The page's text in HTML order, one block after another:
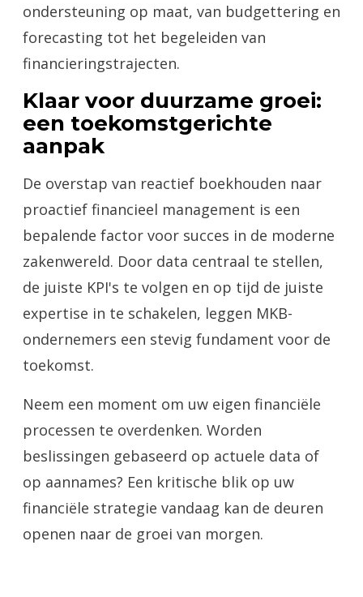
ondersteuning op maat, van budgettering en
forecasting tot het begeleiden van
financieringstrajecten.
Klaar voor duurzame groei:
een toekomstgerichte
aanpak
De overstap van reactief boekhouden naar
proactief financieel management is een
bepalende factor voor succes in de moderne
zakenwereld. Door data centraal te stellen,
de juiste KPI's te volgen en op tijd de juiste
expertise in te schakelen, leggen MKB-
ondernemers een stevig fundament voor de
toekomst.
Neem een moment om uw eigen financiële
processen te overdenken. Worden
beslissingen gebaseerd op actuele data of
op aannames? Een kritische blik op uw
financiële strategie vandaag kan de deuren
openen naar de groei van morgen.